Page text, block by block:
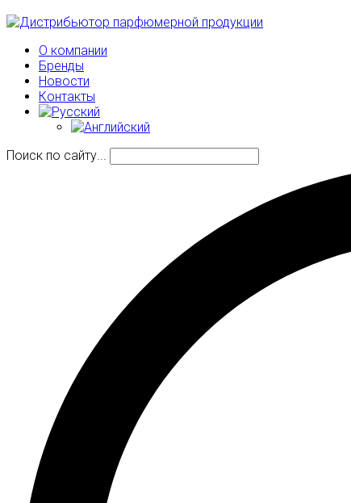
О компании
Бренды
Новости
Контакты
Поиск по сайту...